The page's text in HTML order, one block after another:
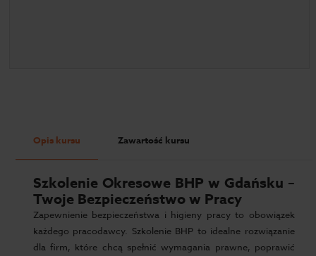
Opis kursu Zawartość kursu
Szkolenie Okresowe BHP w Gdańsku –
Twoje Bezpieczeństwo w Pracy
Zapewnienie bezpieczeństwa i higieny pracy to obowiązek
każdego pracodawcy. Szkolenie BHP to idealne rozwiązanie
dla firm, które chcą spełnić wymagania prawne, poprawić